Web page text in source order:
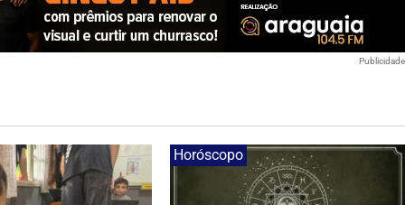
Publicidade
Horóscopo